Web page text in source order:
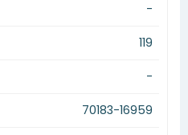
-
119
-
70183-16959